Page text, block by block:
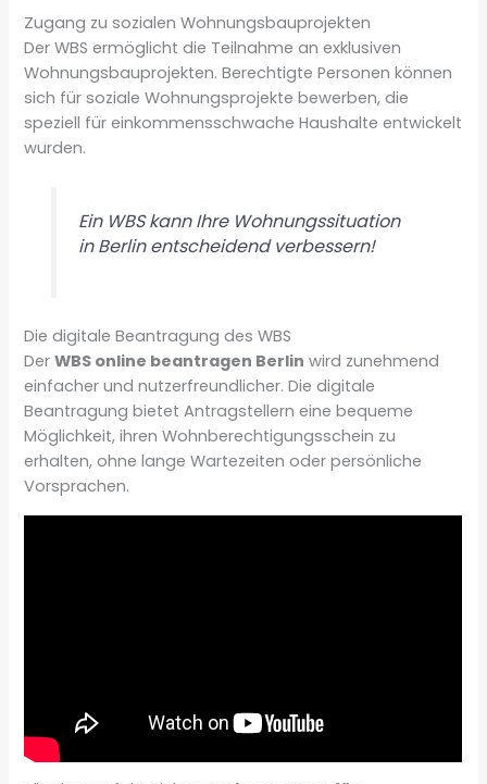
Zugang zu sozialen Wohnungsbauprojekten
Der WBS ermöglicht die Teilnahme an exklusiven
Wohnungsbauprojekten. Berechtigte Personen können
sich für soziale Wohnungsprojekte bewerben, die
speziell für einkommensschwache Haushalte entwickelt
wurden.
Ein WBS kann Ihre Wohnungssituation
in Berlin entscheidend verbessern!
Die digitale Beantragung des WBS
DerWBS online beantragen Berlin wird zunehmend
einfacher und nutzerfreundlicher. Die digitale
Beantragung bietet Antragstellern eine bequeme
Möglichkeit, ihren Wohnberechtigungsschein zu
erhalten, ohne lange Wartezeiten oder persönliche
Vorsprachen.